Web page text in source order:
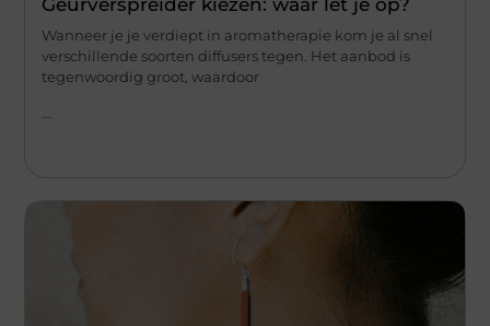
Geurverspreider kiezen: waar let je op?
Wanneer je je verdiept in aromatherapie kom je al snel
verschillende soorten diffusers tegen. Het aanbod is
tegenwoordig groot, waardoor
...